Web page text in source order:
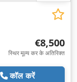
€8,500
स्थिर मूल्य कर के अतिरिक्त
कॉल करें